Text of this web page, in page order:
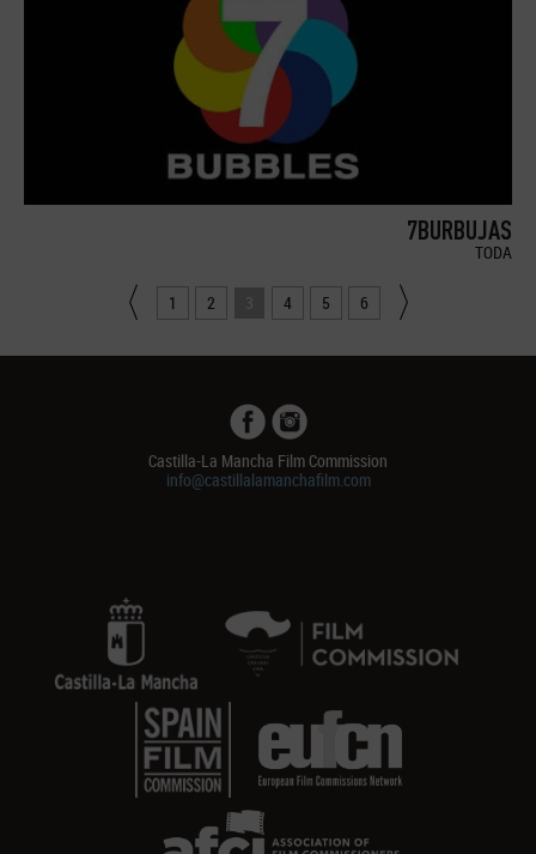
7BURBUJAS
TODA
1 2 3 4 5 6
Castilla-La Mancha Film Commission
info@castillalamanchafilm.com